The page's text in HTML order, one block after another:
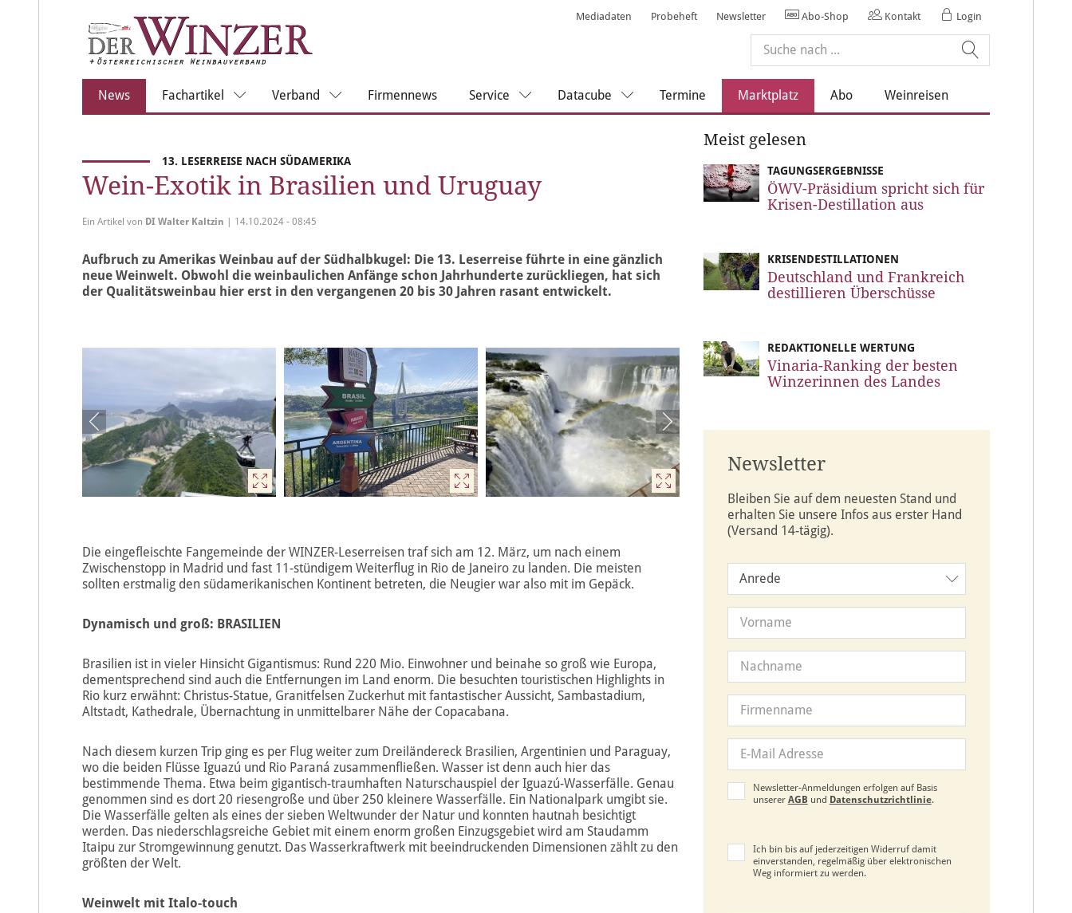
Mediadaten Probeheft Newsletter Abo-Shop Kontakt Login
News(current)Fachartikel Verband Firmennews Service Datacube Termine Marktplatz Abo Weinreisen
13. LESERREISE NACH SÜDAMERIKA
Wein-Exotik in Brasilien und Uruguay
Ein Artikel von DI Walter Kaltzin | 14.10.2024 - 08:45
Aufbruch zu Amerikas Weinbau auf der Südhalbkugel: Die 13. Leserreise führte in eine gänzlich
neue Weinwelt. Obwohl die weinbaulichen Anfänge schon Jahrhunderte zurückliegen, hat sich
der Qualitätsweinbau hier erst in den vergangenen 20 bis 30 Jahren rasant entwickelt.
Die eingefleischte Fangemeinde der WINZER-Leserreisen traf sich am 12. März, um nach einem
Zwischenstopp in Madrid und fast 11-stündigem Weiterflug in Rio de Janeiro zu landen. Die meisten
sollten erstmalig den südamerikanischen Kontinent betreten, die Neugier war also mit im Gepäck.
Dynamisch und groß: BRASILIEN
Brasilien ist in vieler Hinsicht Gigantismus: Rund 220 Mio. Einwohner und beinahe so groß wie Europa,
dementsprechend sind auch die Entfernungen im Land enorm. Die besuchten touristischen Highlights in
Rio kurz erwähnt: Christus-Statue, Granitfelsen Zuckerhut mit fantastischer Aussicht, Sambastadium,
Altstadt, Kathedrale, Übernachtung in unmittelbarer Nähe der Copacabana.
Nach diesem kurzen Trip ging es per Flug weiter zum Dreiländereck Brasilien, Argentinien und Paraguay,
wo die beiden Flüsse Iguazú und Rio Paraná zusammenfließen. Wasser ist denn auch hier das
bestimmende Thema. Etwa beim gigantisch-traumhaften Naturschauspiel der Iguazú-Wasserfälle. Genau
genommen sind es dort 20 riesengroße und über 250 kleinere Wasserfälle. Ein Nationalpark umgibt sie.
Die Wasserfälle gelten als eines der sieben Weltwunder der Natur und konnten hautnah besichtigt
werden. Das niederschlagsreiche Gebiet mit einem enorm großen Einzugsgebiet wird am Staudamm
Itaipu zur Stromgewinnung genutzt. Das Wasserkraftwerk mit beeindruckenden Dimensionen zählt zu den
größten der Welt.
Weinwelt mit Italo-touch
Meist gelesen
TAGUNGSERGEBNISSE
ÖWV-Präsidium spricht sich für
Krisen-Destillation aus
KRISENDESTILLATIONEN
Deutschland und Frankreich
destillieren Überschüsse
REDAKTIONELLE WERTUNG
Vinaria-Ranking der besten
Winzerinnen des Landes
Newsletter
Bleiben Sie auf dem neuesten Stand und
erhalten Sie unsere Infos aus erster Hand
(Versand 14-tägig).
Anrede
Anrede
Newsletter-Anmeldungen erfolgen auf Basis
unserer AGB und Datenschutzrichtlinie.
Ich bin bis auf jederzeitigen Widerruf damit
einverstanden, regelmäßig über elektronischen
Weg informiert zu werden.